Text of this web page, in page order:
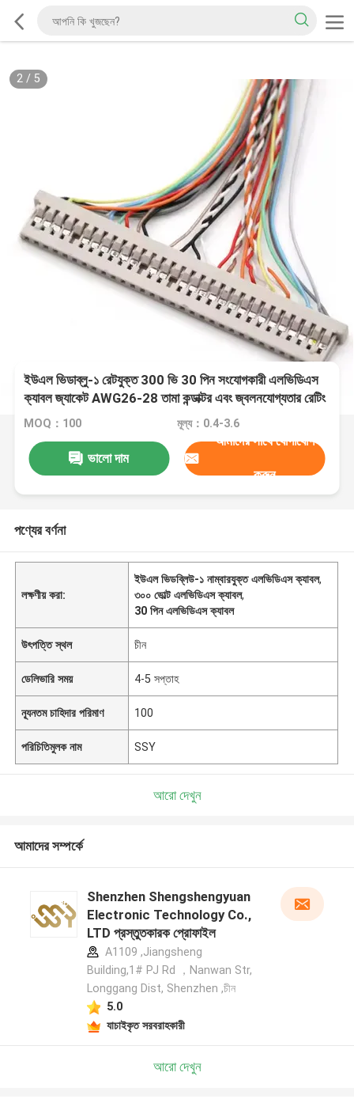
2/ 5
ইউএল ভিডাব্লু-১ রেটযুক্ত 300 ভি 30 পিন সংযোগকারী এলভিডিএস
ক্যাবল জ্যাকেট AWG26-28 তামা কন্ডাক্টর এবং জ্বলনযোগ্যতার রেটিং
সহ
MOQ：100 মূল্য：0.4-3.6
ভালো দাম
আমাদের সাথে যোগাযোগ
করুন
পণ্যের বর্ণনা
লক্ষণীয় করা:
ইউএল ভিডব্লিউ-১ নাম্বারযুক্ত এলভিডিএস ক্যাবল,
৩০০ ভোল্ট এলভিডিএস ক্যাবল,
30 পিন এলভিডিএস ক্যাবল
উৎপত্তি স্থল চীন
ডেলিভারি সময় 4-5 সপ্তাহ
ন্যূনতম চাহিদার পরিমাণ 100
পরিচিতিমুলক নাম SSY
আরো দেখুন
আমাদের সম্পর্কে
Shenzhen Shengshengyuan
Electronic Technology Co.,
LTD প্রস্তুতকারক প্রোফাইল
A1109 ,Jiangsheng
Building,1# PJ Rd ，Nanwan Str,
Longgang Dist, Shenzhen ,চীন
5.0
যাচাইকৃত সরবরাহকারী
আরো দেখুন